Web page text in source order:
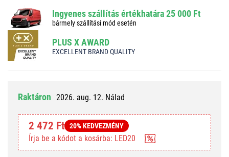
Ingyenes szállítás értékhatára 25 000 Ft
bármely szállítási mód esetén
PLUS X AWARD
EXCELLENT BRAND QUALITY
Raktáron 2026. aug. 12. Nálad
2 472 Ft 20% KEDVEZMÉNY
Írja be a kódot a kosárba: LED20